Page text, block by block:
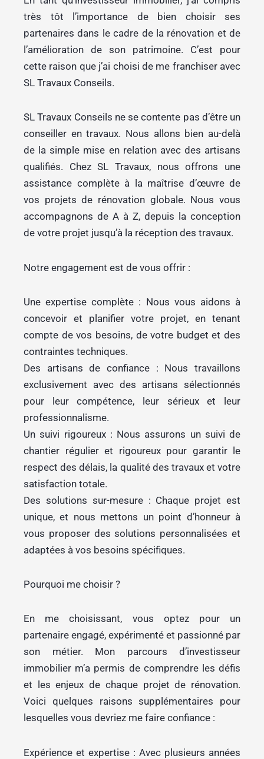
très tôt l’importance de bien choisir ses
partenaires dans le cadre de la rénovation et de
l’amélioration de son patrimoine. C’est pour
cette raison que j’ai choisi de me franchiser avec
SL Travaux Conseils.
SL Travaux Conseils ne se contente pas d’être un
conseiller en travaux. Nous allons bien au-delà
de la simple mise en relation avec des artisans
qualifiés. Chez SL Travaux, nous offrons une
assistance complète à la maîtrise d’œuvre de
vos projets de rénovation globale. Nous vous
accompagnons de A à Z, depuis la conception
de votre projet jusqu’à la réception des travaux.
Notre engagement est de vous offrir :
Une expertise complète : Nous vous aidons à
concevoir et planifier votre projet, en tenant
compte de vos besoins, de votre budget et des
contraintes techniques.
Des artisans de confiance : Nous travaillons
exclusivement avec des artisans sélectionnés
pour leur compétence, leur sérieux et leur
professionnalisme.
Un suivi rigoureux : Nous assurons un suivi de
chantier régulier et rigoureux pour garantir le
respect des délais, la qualité des travaux et votre
satisfaction totale.
Des solutions sur-mesure : Chaque projet est
unique, et nous mettons un point d’honneur à
vous proposer des solutions personnalisées et
adaptées à vos besoins spécifiques.
Pourquoi me choisir ?
En me choisissant, vous optez pour un
partenaire engagé, expérimenté et passionné par
son métier. Mon parcours d’investisseur
immobilier m’a permis de comprendre les défis
et les enjeux de chaque projet de rénovation.
Voici quelques raisons supplémentaires pour
lesquelles vous devriez me faire confiance :
Expérience et expertise : Avec plusieurs années